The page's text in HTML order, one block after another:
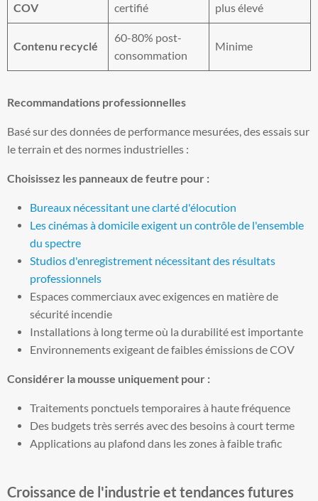
COV
certifié
plus élevé
Contenu recyclé
60-80% post-
consommation
Minime
Recommandations professionnelles
Basé sur des données de performance mesurées, des essais sur
le terrain et des normes industrielles :
Choisissez les panneaux de feutre pour :
Bureaux nécessitant une clarté d'élocution
Les cinémas à domicile exigent un contrôle de l'ensemble
du spectre
Studios d'enregistrement nécessitant des résultats
professionnels
Espaces commerciaux avec exigences en matière de
sécurité incendie
Installations à long terme où la durabilité est importante
Environnements exigeant de faibles émissions de COV
Considérer la mousse uniquement pour :
Traitements ponctuels temporaires à haute fréquence
Des budgets très serrés avec des besoins à court terme
Applications au plafond dans les zones à faible trafic
Croissance de l'industrie et tendances futures